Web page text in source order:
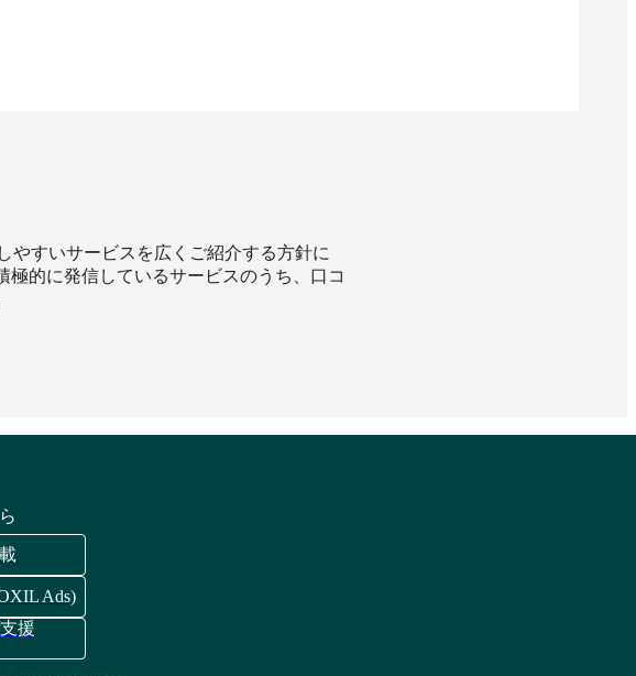
やすいサービスを広くご紹介する方針に
的に発信しているサービスのうち、口コ
Ads)
援